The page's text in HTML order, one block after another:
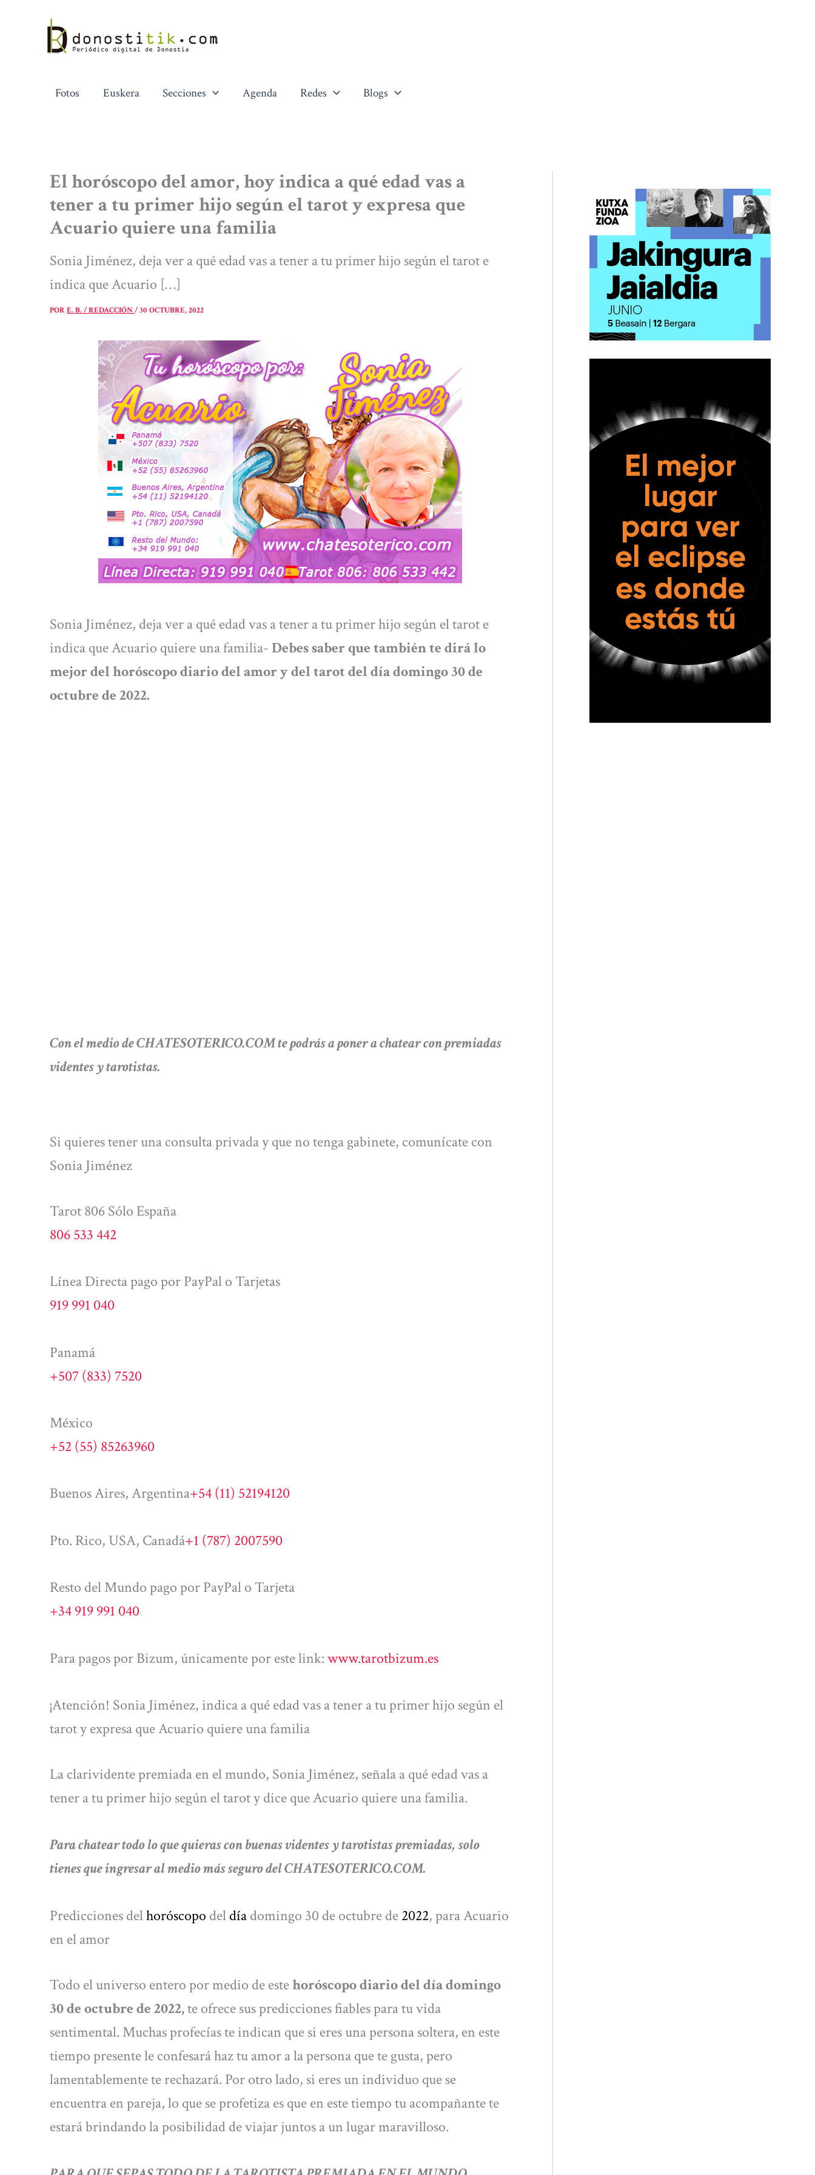
contenido
Fotos Euskera Secciones Agenda Redes Blogs
El horóscopo del amor, hoy indica a qué edad vas a
tener a tu primer hijo según el tarot y expresa que
Acuario quiere una familia
Sonia Jiménez, deja ver a qué edad vas a tener a tu primer hijo según el tarot e
indica que Acuario […]
PORE. B. / REDACCIÓN/30 OCTUBRE, 2022
Sonia Jiménez, deja ver a qué edad vas a tener a tu primer hijo según el tarot e
indica que Acuario quiere una familia-Debes saber que también te dirá lo
mejor delhoróscopo diario del amor y del tarot del díadomingo 30 de
octubrede 2022.
Con el medio de CHATESOTERICO.COM te podrás a poner a chatear con premiadas
videntes y tarotistas.
Si quieres tener una consulta privada y que no tenga gabinete, comunícate con
Sonia Jiménez
Tarot 806 Sólo España
806 533 442
Línea Directa pago por PayPal o Tarjetas
919 991 040
Panamá
+507 (833) 7520
México
+52 (55) 85263960
Buenos Aires, Argentina+54 (11) 52194120
Pto. Rico, USA, Canadá+1 (787) 2007590
Resto del Mundo pago por PayPal o Tarjeta
+34 919 991 040
Para pagos por Bizum, únicamente por este link:www.tarotbizum.es
¡Atención! Sonia Jiménez, indica a qué edad vas a tener a tu primer hijo según el
tarot y expresa que Acuario quiere una familia
La clarividente premiada en el mundo, Sonia Jiménez, señala a qué edad vas a
tener a tu primer hijo según el tarot y dice que Acuario quiere una familia.
Para chatear todo lo que quieras con buenas videntes y tarotistas premiadas, solo
tienes que ingresar al medio más seguro del CHATESOTERICO.COM.
Predicciones delhoróscopo deldíadomingo 30 de octubre de2022, para Acuario
en el amor
Todo el universo entero por medio de estehoróscopo diario del día domingo
30 de octubre de 2022,te ofrece sus predicciones fiables para tu vida
sentimental. Muchas profecías te indican que si eres una persona soltera, en este
tiempo presente le confesará haz tu amor a la persona que te gusta, pero
lamentablemente te rechazará. Por otro lado, si eres un individuo que se
encuentra en pareja, lo que se profetiza es que en este tiempo tu acompañante te
estará brindando la posibilidad de viajar juntos a un lugar maravilloso.